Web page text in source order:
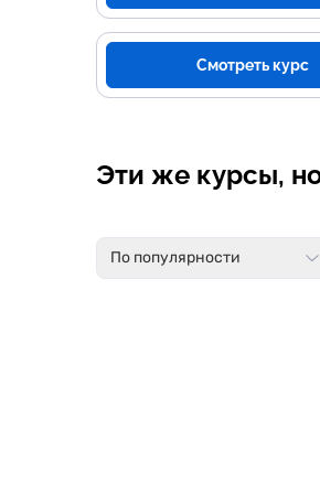
Смотреть курс
Эти же курсы,
По популярности